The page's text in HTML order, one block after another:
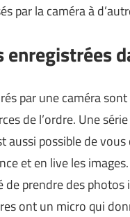
par la caméra à
enregistrées
par une caméra
de l’ordre. Une
aussi possible de
et en live les
de prendre des
ont un micro qui